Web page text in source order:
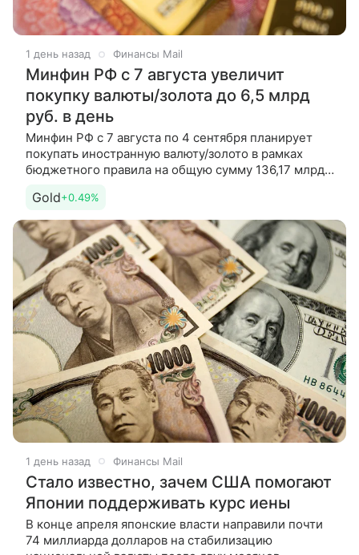
1 день назад Финансы Mail
Минфин РФ с 7 августа увеличит
покупку валюты/золота до 6,5 млрд
руб. в день
Минфин РФ с 7 августа по 4 сентября планирует
покупать иностранную валюту/золото в рамках
бюджетного правила на общую сумму 136,17 млрд
эквивалент 6,5 млрд рублей,
Gold+0.49%
1 день назад Финансы Mail
Стало известно, зачем США помогают
Японии поддерживать курс иены
В конце апреля японские власти направили почти
74 миллиарда долларов на стабилизацию